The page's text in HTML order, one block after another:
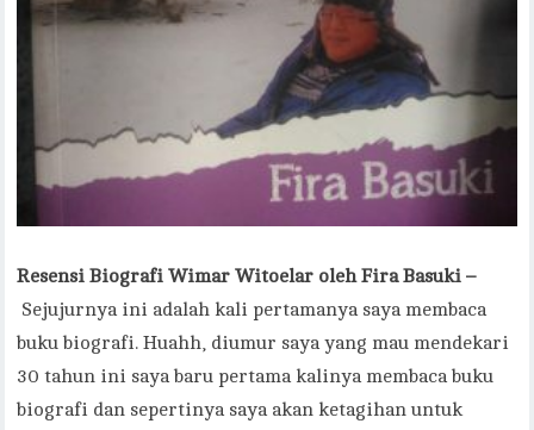
Resensi Biografi Wimar Witoelar oleh Fira Basuki –
Sejujurnya ini adalah kali pertamanya saya membaca
buku biografi. Huahh, diumur saya yang mau mendekari
30 tahun ini saya baru pertama kalinya membaca buku
biografi dan sepertinya saya akan ketagihan untuk